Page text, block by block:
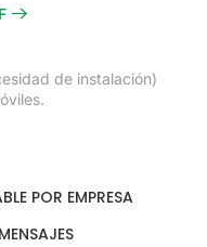
de instalación)
POR EMPRESA